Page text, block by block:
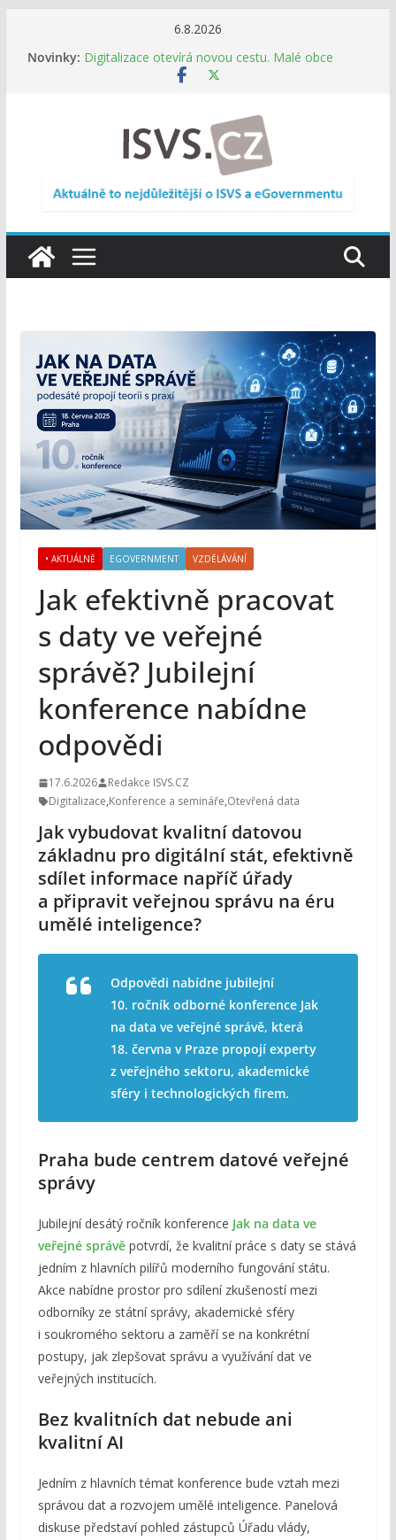
6.8.2026
Novinky:
Informace o obcích vždy po ruce. SMS ČR spouští
novou mobilní aplikaci
Digitalizace otevírá novou cestu. Malé obce
veřejnost do testování digitálních služeb
DIA: Informační systém dlouhodobého řízení
(ISDŘ) je od července v plném provozu
RVIS – Výbor pro architekturu a řízení ICT
zveřejnil materiály z nového jednání
• AKTUÁLNĚ EGOVERNMENT VZDĚLÁVÁNÍ
Jak efektivně pracovat
s daty ve veřejné
správě? Jubilejní
konference nabídne
odpovědi
17.6.2026
Redakce ISVS.CZ
Digitalizace,Konference a semináře,Otevřená data
Jak vybudovat kvalitní datovou
základnu pro digitální stát, efektivně
sdílet informace napříč úřady
a připravit veřejnou správu na éru
umělé inteligence?
Odpovědi nabídne jubilejní
10. ročník odborné konference Jak
na data ve veřejné správě, která
18. června v Praze propojí experty
z veřejného sektoru, akademické
sféry i technologických firem.
Praha bude centrem datové veřejné
správy
Jubilejní desátý ročník konference Jak na data ve
veřejné správěpotvrdí, že kvalitní práce s daty se stává
jedním z hlavních pilířů moderního fungování státu.
Akce nabídne prostor pro sdílení zkušeností mezi
odborníky ze státní správy, akademické sféry
i soukromého sektoru a zaměří se na konkrétní
postupy, jak zlepšovat správu a využívání dat ve
veřejných institucích.
Bez kvalitních dat nebude ani
kvalitní AI
Jedním z hlavních témat konference bude vztah mezi
správou dat a rozvojem umělé inteligence. Panelová
diskuse představí pohled zástupců Úřadu vlády,